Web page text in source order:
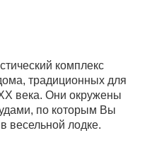
комплекс
традиционных для
века. Они окружены
по которым Вы
весельной лодке.